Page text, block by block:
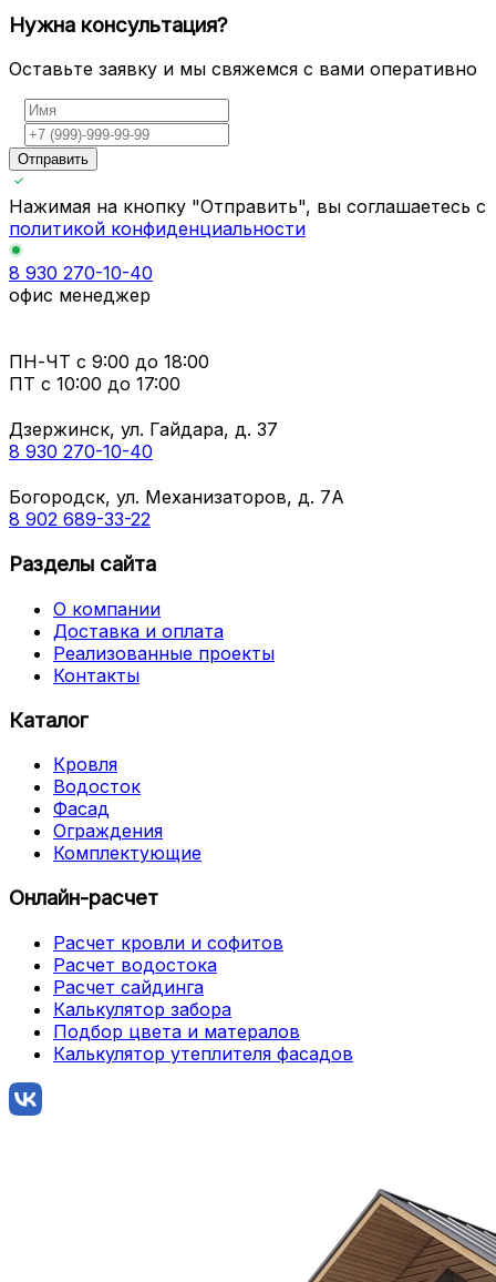
Нужна консультация?
Оставьте заявку и мы свяжемся с вами оперативно
Отправить
Нажимая на кнопку "Отправить", вы соглашаетесь с
политикой конфиденциальности
8 930 270-10-40
офис менеджер
ПН-ЧТ с 9:00 до 18:00
ПТ с 10:00 до 17:00
Дзержинск, ул. Гайдара, д. 37
8 930 270-10-40
Богородск, ул. Механизаторов, д. 7А
8 902 689-33-22
Разделы сайта
О компании
Доставка и оплата
Реализованные проекты
Контакты
Каталог
Кровля
Водосток
Фасад
Ограждения
Комплектующие
Онлайн-расчет
Расчет кровли и софитов
Расчет водостока
Расчет сайдинга
Калькулятор забора
Подбор цвета и матералов
Калькулятор утеплителя фасадов